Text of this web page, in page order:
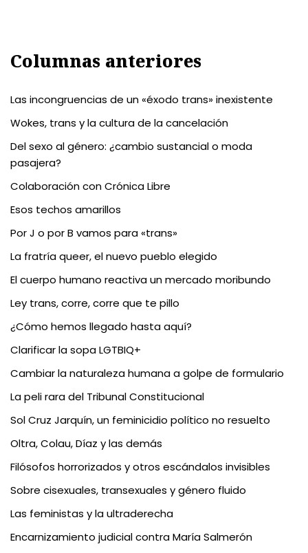
Columnas anteriores
Las incongruencias de un «éxodo trans» inexistente
Wokes, trans y la cultura de la cancelación
Del sexo al género: ¿cambio sustancial o moda
pasajera?
Colaboración con Crónica Libre
Esos techos amarillos
Por J o por B vamos para «trans»
La fratría queer, el nuevo pueblo elegido
El cuerpo humano reactiva un mercado moribundo
Ley trans, corre, corre que te pillo
¿Cómo hemos llegado hasta aquí?
Clarificar la sopa LGTBIQ+
Cambiar la naturaleza humana a golpe de formulario
La peli rara del Tribunal Constitucional
Sol Cruz Jarquín, un feminicidio político no resuelto
Oltra, Colau, Díaz y las demás
Filósofos horrorizados y otros escándalos invisibles
Sobre cisexuales, transexuales y género fluido
Las feministas y la ultraderecha
Encarnizamiento judicial contra María Salmerón